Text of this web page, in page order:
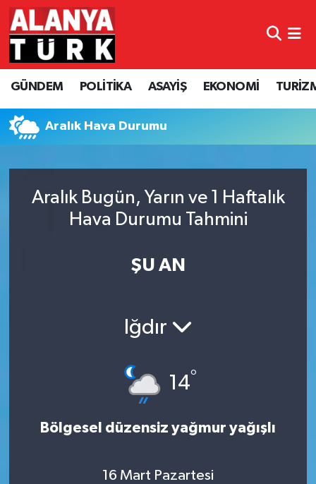
GÜNDEM POLİTİKA ASAYİŞ EKONOMİ
Aralık Hava Durumu
Aralık Bugün, Yarın ve 1 Haftalık
Hava Durumu Tahmini
ŞU AN
Iğdır
14°
Bölgesel düzensiz yağmur yağışlı
16 Mart Pazartesi
GÜNDEM
POLİTİKA
ASAYİŞ
TURİZM
Nöbetçi Eczaneler
Hava Durumu
Namaz Vakitleri
Süper Lig Puan Durumu ve Fikstür
Son Dakika Haberleri